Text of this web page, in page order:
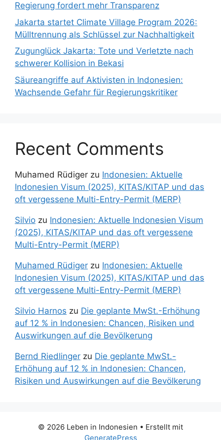
Regierung fordert mehr Transparenz
Jakarta startet Climate Village Program 2026:
Mülltrennung als Schlüssel zur Nachhaltigkeit
Zugunglück Jakarta: Tote und Verletzte nach
schwerer Kollision in Bekasi
Säureangriffe auf Aktivisten in Indonesien:
Wachsende Gefahr für Regierungskritiker
Recent Comments
Muhamed Rüdiger zu Indonesien: Aktuelle
Indonesien Visum (2025), KITAS/KITAP und das
oft vergessene Multi-Entry-Permit (MERP)
Silvio zu Indonesien: Aktuelle Indonesien Visum
(2025), KITAS/KITAP und das oft vergessene
Multi-Entry-Permit (MERP)
Muhamed Rüdiger zu Indonesien: Aktuelle
Indonesien Visum (2025), KITAS/KITAP und das
oft vergessene Multi-Entry-Permit (MERP)
Silvio Harnos zu Die geplante MwSt.-Erhöhung
auf 12 % in Indonesien: Chancen, Risiken und
Auswirkungen auf die Bevölkerung
Bernd Riedlinger zu Die geplante MwSt.-
Erhöhung auf 12 % in Indonesien: Chancen,
Risiken und Auswirkungen auf die Bevölkerung
© 2026 Leben in Indonesien • Erstellt mit
GeneratePress